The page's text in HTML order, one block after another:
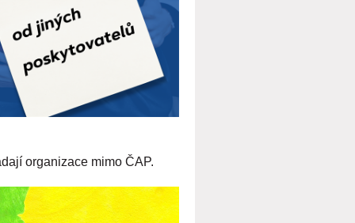
organizace mimo ČAP.